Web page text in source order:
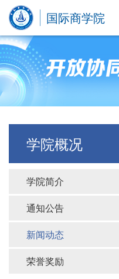
国际商学院
学院概况
学院简介
通知公告
新闻动态
荣誉奖励